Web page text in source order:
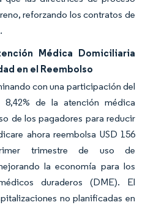
reforzando los contratos de
Médica Domiciliaria
en el Reembolso
con una participación del
de la atención médica
de los pagadores para reducir
ahora reembolsa USD 156
trimestre de uso de
la economía para los
duraderos (DME). El
no planificadas en